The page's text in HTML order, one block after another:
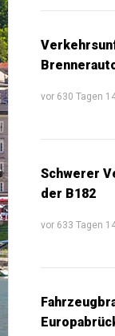
vor 630 Tagen
Schwerer
der B182
vor 633 Tagen